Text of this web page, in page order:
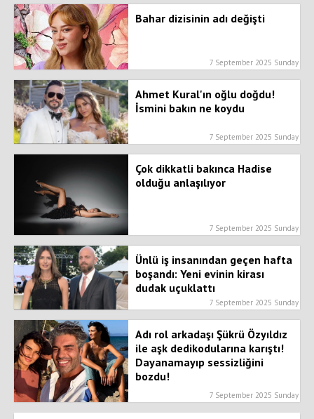
Bahar dizisinin adı değişti
7 September 2025 Sunday
Ahmet Kural'ın oğlu doğdu!
İsmini bakın ne koydu
7 September 2025 Sunday
Çok dikkatli bakınca Hadise
olduğu anlaşılıyor
7 September 2025 Sunday
Ünlü iş insanından geçen hafta
boşandı: Yeni evinin kirası
dudak uçuklattı
7 September 2025 Sunday
Adı rol arkadaşı Şükrü Özyıldız
ile aşk dedikodularına karıştı!
Dayanamayıp sessizliğini
bozdu!
7 September 2025 Sunday